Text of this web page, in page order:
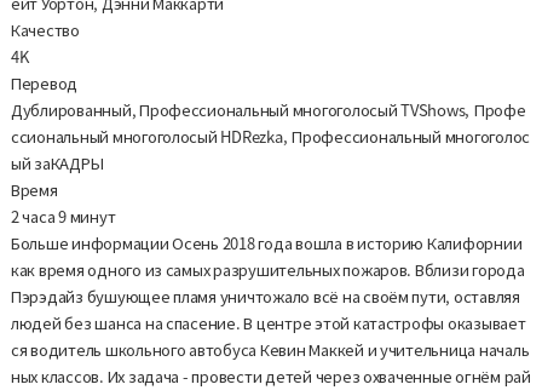
Качество
4K
Перевод
Дублированный, Профессиональный многоголосый TVShows, Профе
ссиональный многоголосый HDRezka, Профессиональный многоголос
ый заКАДРЫ
Время
2 часа 9 минут
Больше информации Осень 2018 года вошла в историю Калифорнии
как время одного из самых разрушительных пожаров. Вблизи города
Пэрэдайз бушующее пламя уничтожало всё на своём пути, оставляя
людей без шанса на спасение. В центре этой катастрофы оказывает
ся водитель школьного автобуса Кевин Маккей и учительница началь
ных классов. Их задача - провести детей через охваченные огнём рай